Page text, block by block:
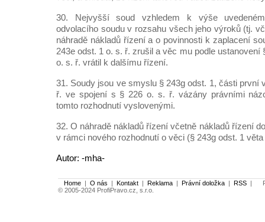
30. Nejvyšší soud vzhledem k výše
odvolacího soudu v rozsahu všech jeho výroků (tj.
náhradě nákladů řízení a o povinnosti k zaplacení
243e odst. 1 o. s. ř. zrušil a věc mu podle ustanovení
o. s. ř. vrátil k dalšímu řízení.
31. Soudy jsou ve smyslu § 243g odst. 1, části první
ř. ve spojení s § 226 o. s. ř. vázány právními
tomto rozhodnutí vyslovenými.
32. O náhradě nákladů řízení včetně nákladů řízení
v rámci nového rozhodnutí o věci (§ 243g odst. 1
Autor: -mha-
Home | O nás | Kontakt | Reklama | Právní doložka | RSS |
© 2005-2024 ProfiPravo.cz, s.r.o.